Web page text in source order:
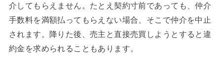
介してもらえません。たとえ契約寸前であっても、仲介
手数料を満額払ってもらえない場合、そこで仲介を中止
されます。降りた後、売主と直接売買しようとすると違
約金を求められることもあります。